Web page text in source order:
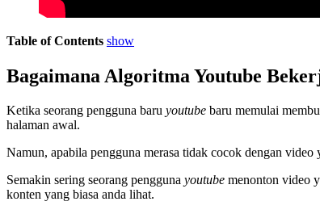
Table of Contents show
Bagaimana Algoritma Youtube
Ketika seorang pengguna baru youtube baru memulai
halaman awal.
Namun, apabila pengguna merasa tidak cocok dengan
Semakin sering seorang pengguna youtube menonton video
konten yang biasa anda lihat.